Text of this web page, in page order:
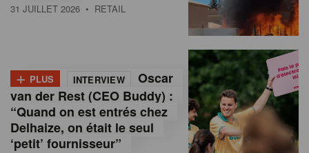
31 JUILLET 2026 • RETAIL
+ PLUS INTERVIEW
Oscar
van der Rest (CEO Buddy) :
“Quand on est entrés chez
Delhaize, on était le seul
‘petit’ fournisseur”